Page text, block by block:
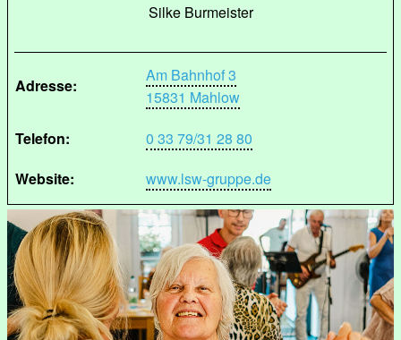
Silke Burmeister
Adresse:
Am Bahnhof 3
15831 Mahlow
Telefon:
0 33 79/31 28 80
Website:
www.lsw-gruppe.de